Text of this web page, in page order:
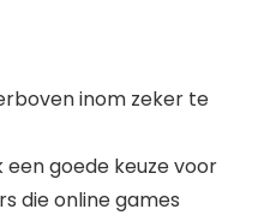
inom zeker te
een goede keuze voor
die online games